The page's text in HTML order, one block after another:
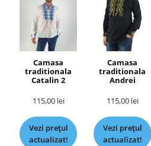
Camasa
traditionala
Catalin 2
115,00 lei
Vezi prețul
actualizat!
Camasa
traditionala
Andrei
115,00 lei
Vezi prețul
actualizat!